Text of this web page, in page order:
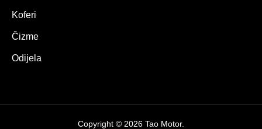
Koferi
Čizme
Odijela
Copyright © 2026 Tao Motor.